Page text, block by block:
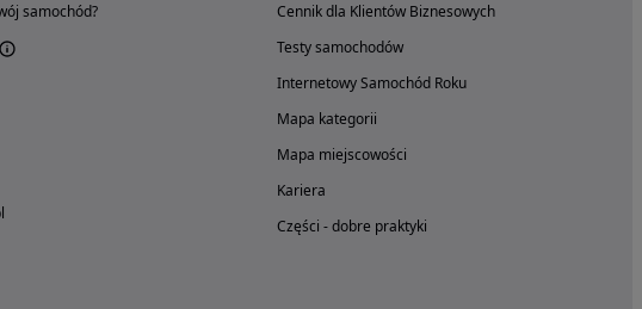
samochód?
Cennik dla Klientów Biznesowych
Testy samochodów
Internetowy Samochód Roku
Mapa kategorii
Mapa miejscowości
Kariera
Części - dobre praktyki